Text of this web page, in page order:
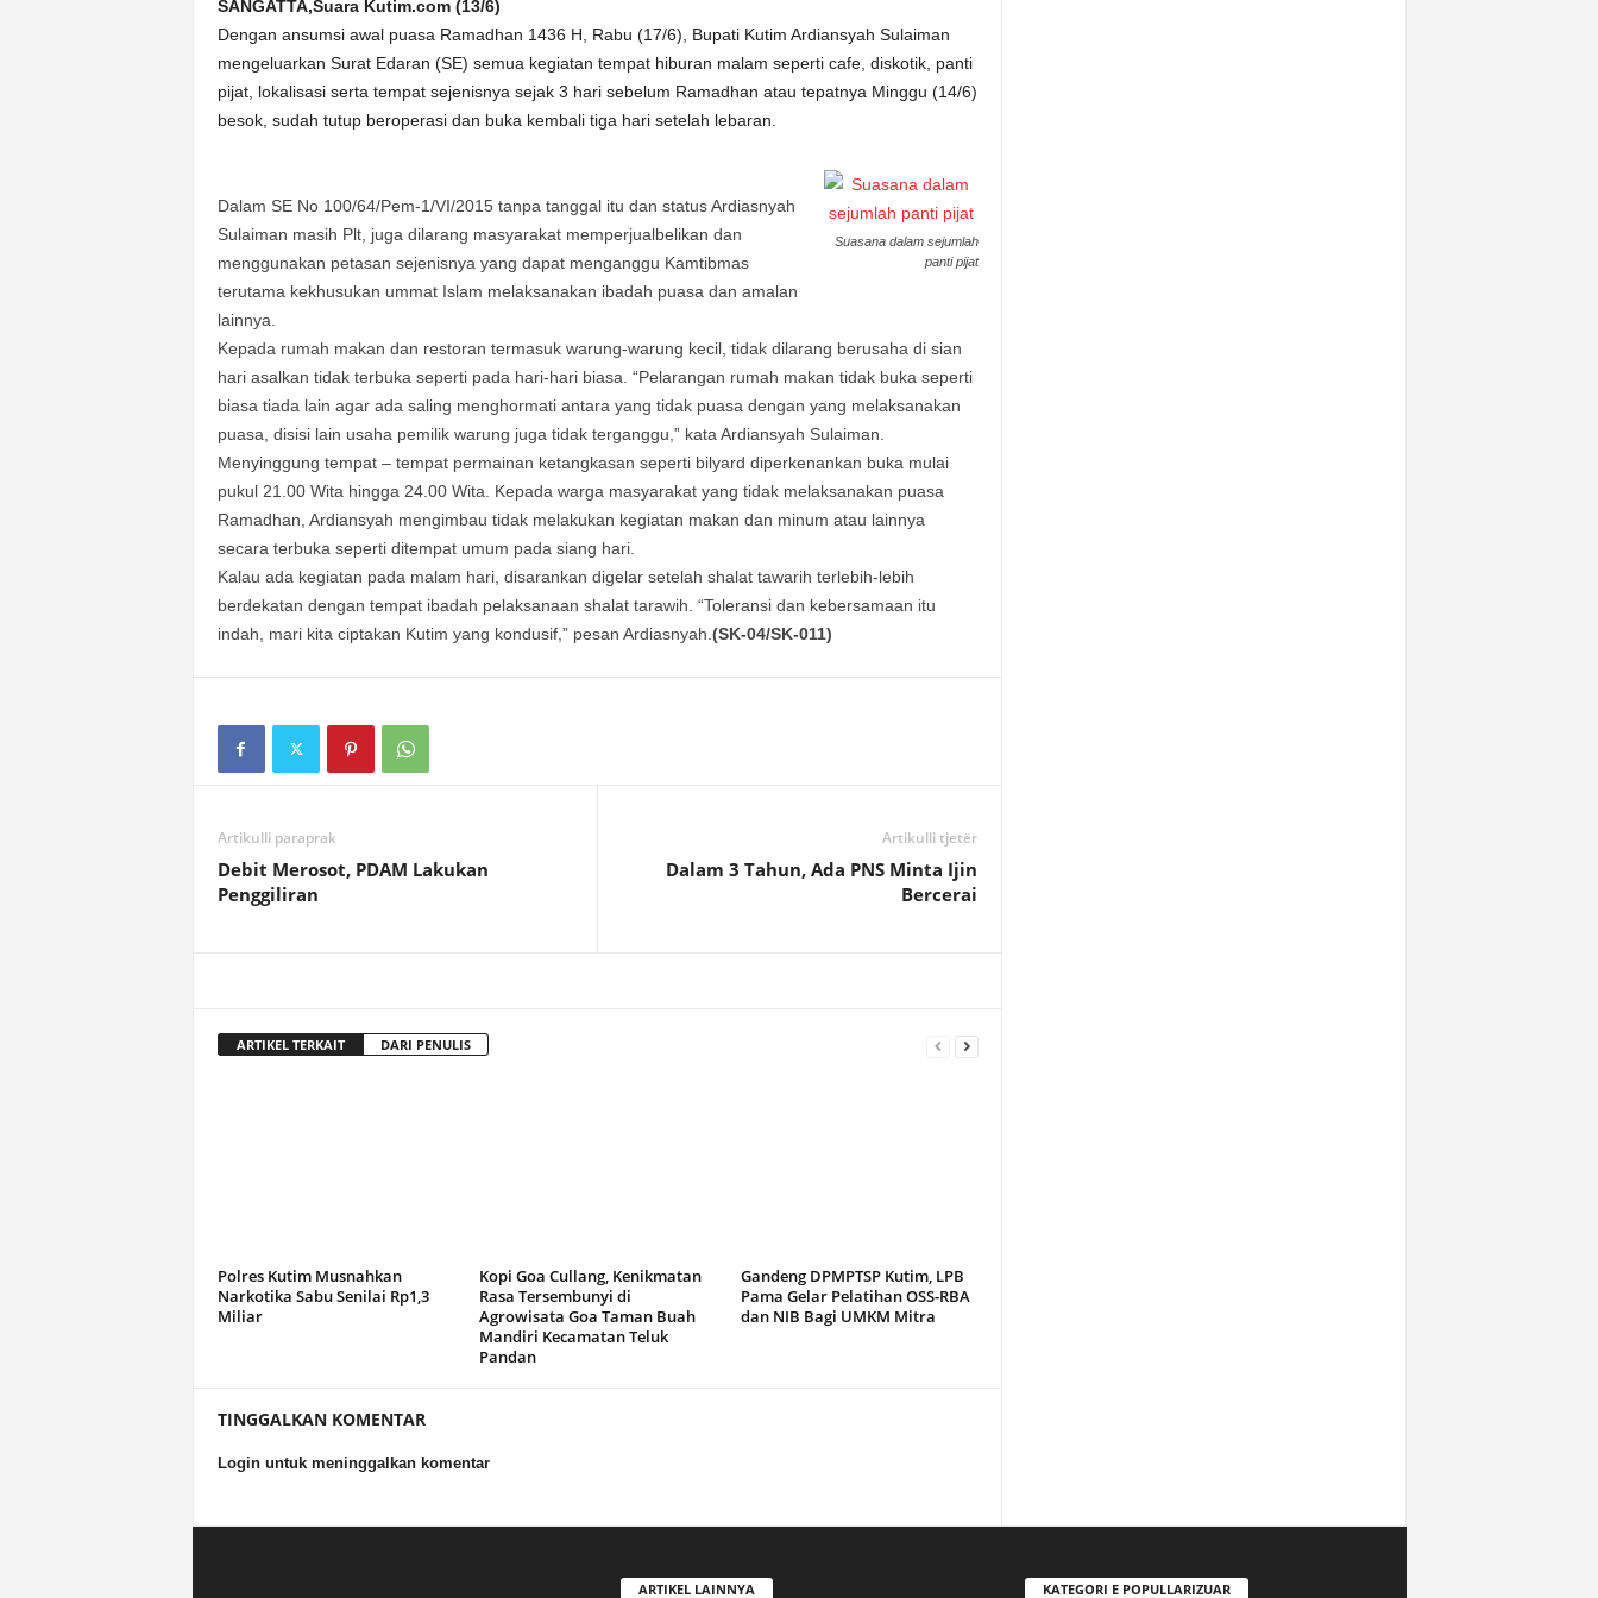
SANGATTA,Suara Kutim.com (13/6)
Dengan ansumsi awal puasa Ramadhan 1436 H, Rabu (17/6), Bupati Kutim Ardiansyah Sulaiman
mengeluarkan Surat Edaran (SE) semua kegiatan tempat hiburan malam seperti cafe, diskotik, panti
pijat, lokalisasi serta tempat sejenisnya sejak 3 hari sebelum Ramadhan atau tepatnya Minggu (14/6)
besok, sudah tutup beroperasi dan buka kembali tiga hari setelah lebaran.
Suasana dalam sejumlah
panti pijat
Dalam SE No 100/64/Pem-1/VI/2015 tanpa tanggal itu dan status Ardiasnyah
Sulaiman masih Plt, juga dilarang masyarakat memperjualbelikan dan
menggunakan petasan sejenisnya yang dapat menganggu Kamtibmas
terutama kekhusukan ummat Islam melaksanakan ibadah puasa dan amalan
lainnya.
Kepada rumah makan dan restoran termasuk warung-warung kecil, tidak dilarang berusaha di sian
hari asalkan tidak terbuka seperti pada hari-hari biasa. “Pelarangan rumah makan tidak buka seperti
biasa tiada lain agar ada saling menghormati antara yang tidak puasa dengan yang melaksanakan
puasa, disisi lain usaha pemilik warung juga tidak terganggu,” kata Ardiansyah Sulaiman.
Menyinggung tempat – tempat permainan ketangkasan seperti bilyard diperkenankan buka mulai
pukul 21.00 Wita hingga 24.00 Wita. Kepada warga masyarakat yang tidak melaksanakan puasa
Ramadhan, Ardiansyah mengimbau tidak melakukan kegiatan makan dan minum atau lainnya
secara terbuka seperti ditempat umum pada siang hari.
Kalau ada kegiatan pada malam hari, disarankan digelar setelah shalat tawarih terlebih-lebih
berdekatan dengan tempat ibadah pelaksanaan shalat tarawih. “Toleransi dan kebersamaan itu
indah, mari kita ciptakan Kutim yang kondusif,” pesan Ardiasnyah. (SK-04/SK-011)
Artikulli paraprak
Debit Merosot, PDAM Lakukan
Penggiliran
Artikulli tjetër
Dalam 3 Tahun, Ada PNS Minta Ijin
Bercerai
ARTIKEL TERKAIT DARI PENULIS
Polres Kutim Musnahkan
Narkotika Sabu Senilai Rp1,3
Miliar
Kopi Goa Cullang, Kenikmatan
Rasa Tersembunyi di
Agrowisata Goa Taman Buah
Mandiri Kecamatan Teluk
Pandan
Gandeng DPMPTSP Kutim, LPB
Pama Gelar Pelatihan OSS-RBA
dan NIB Bagi UMKM Mitra
TINGGALKAN KOMENTAR
Login untuk meninggalkan komentar
ARTIKEL LAINNYA KATEGORI E POPULLARIZUAR